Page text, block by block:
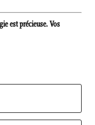
est précieuse. Vos